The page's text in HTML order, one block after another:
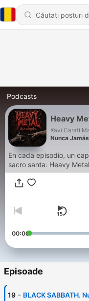
Podcasts
Heavy
Xavi Carafí
Nunca Jamás
En cada episodio, un
sacro santa: Heavy
00:00
Episoade
19 - BLACK SABBATH.